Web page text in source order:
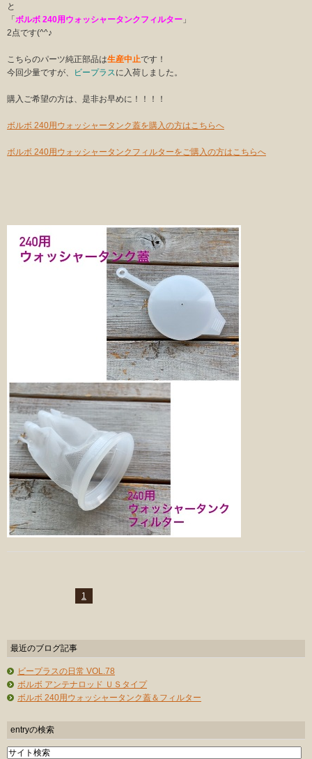
と
「 ボルボ 240用ウォッシャータンクフィルター 」
2点です(^^♪
こちらのパーツ純正部品は生産中止です！
今回少量ですが、
ビープラスに入荷しました。
購入ご希望の方は、是非お早めに！！！！
ボルボ 240用ウォッシャータンク蓋を購入の方はこちらへ
ボルボ 240用ウォッシャータンクフィルターをご購入の方はこちらへ
1
最近のブログ記事
ビープラスの日常 VOL.78
ボルボ アンテナロッド ＵＳタイプ
ボルボ 240用ウォッシャータンク蓋＆フィルター
entryの検索